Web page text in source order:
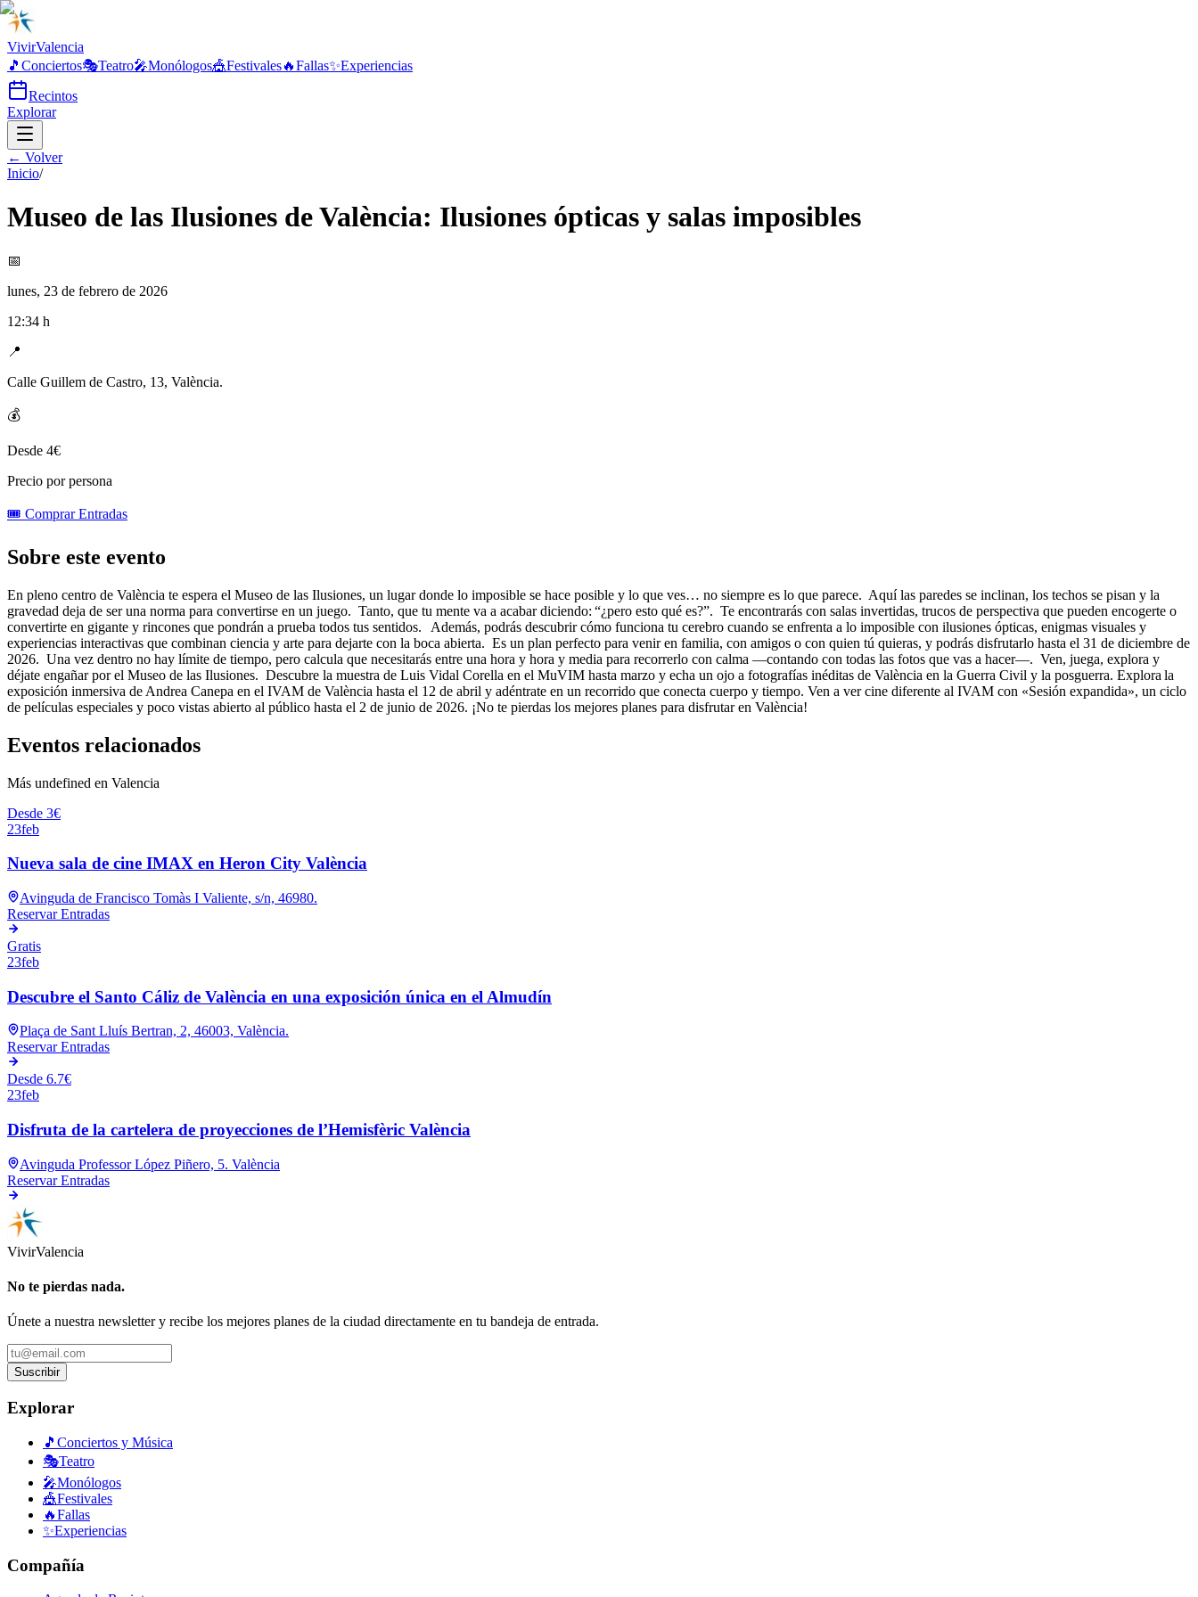
VivirValencia
🎵 Conciertos🎭Teatro🎤Monólogos🎪Festivales🔥Fallas✨Experiencias
Recintos
Explorar
← Volver
Inicio/
Museo de las Ilusiones de València: Ilusiones ópticas y salas imposibles
📅
lunes, 23 de febrero de 2026
12:34 h
📍
Calle Guillem de Castro, 13, València.
💰
Desde 4€
Precio por persona
🎟️ Comprar Entradas
Sobre este evento
En pleno centro de València te espera el Museo de las Ilusiones, un lugar donde lo imposible se hace posible y lo que ves… no siempre es lo que parece. Aquí las paredes se inclinan, los techos se pisan y la
gravedad deja de ser una norma para convertirse en un juego. Tanto, que tu mente va a acabar diciendo: “¿pero esto qué es?”. Te encontrarás con salas invertidas, trucos de perspectiva que pueden encogerte o
convertirte en gigante y rincones que pondrán a prueba todos tus sentidos. Además, podrás descubrir cómo funciona tu cerebro cuando se enfrenta a lo imposible con ilusiones ópticas, enigmas visuales y
experiencias interactivas que combinan ciencia y arte para dejarte con la boca abierta. Es un plan perfecto para venir en familia, con amigos o con quien tú quieras, y podrás disfrutarlo hasta el 31 de diciembre de
2026. Una vez dentro no hay límite de tiempo, pero calcula que necesitarás entre una hora y hora y media para recorrerlo con calma —contando con todas las fotos que vas a hacer—. Ven, juega, explora y
déjate engañar por el Museo de las Ilusiones. Descubre la muestra de Luis Vidal Corella en el MuVIM hasta marzo y echa un ojo a fotografías inéditas de València en la Guerra Civil y la posguerra. Explora la
exposición inmersiva de Andrea Canepa en el IVAM de València hasta el 12 de abril y adéntrate en un recorrido que conecta cuerpo y tiempo. Ven a ver cine diferente al IVAM con «Sesión expandida», un ciclo
de películas especiales y poco vistas abierto al público hasta el 2 de junio de 2026. ¡No te pierdas los mejores planes para disfrutar en València!
Eventos relacionados
Más undefined en Valencia
Desde 3€
23feb
Nueva sala de cine IMAX en Heron City València
Avinguda de Francisco Tomàs I Valiente, s/n, 46980.
Reservar Entradas
Gratis
23feb
Descubre el Santo Cáliz de València en una exposición única en el Almudín
Plaça de Sant Lluís Bertran, 2, 46003, València.
Reservar Entradas
Desde 6.7€
23feb
Disfruta de la cartelera de proyecciones de l’Hemisfèric València
Avinguda Professor López Piñero, 5. València
Reservar Entradas
VivirValencia
No te pierdas nada.
Únete a nuestra newsletter y recibe los mejores planes de la ciudad directamente en tu bandeja de entrada.
Suscribir
Explorar
🎵 Conciertos y Música
🎭Teatro
🎤Monólogos
🎪Festivales
🔥Fallas
✨Experiencias
Compañía